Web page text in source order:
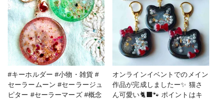
#キーホルダー #小物・雑貨 #
セーラームーン #セーラージュ
ピター #セーラーマーズ #概念
オンラインイベントでのメイン
作品が完成しましたー✨ 猫さ
ん可愛い🐈‍⬛🐾 ポイントはキ